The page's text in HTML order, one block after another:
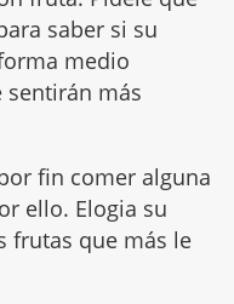
saber si su
medio
más
fin comer alguna
ello. Elogia su
frutas que más le